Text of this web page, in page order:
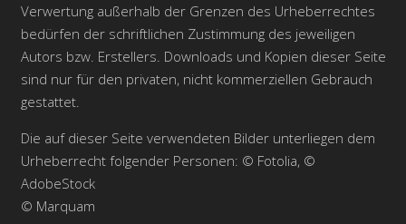
Verwertung außerhalb der Grenzen des Urheberrechtes
bedürfen der schriftlichen Zustimmung des jeweiligen
Autors bzw. Erstellers. Downloads und Kopien dieser Seite
sind nur für den privaten, nicht kommerziellen Gebrauch
gestattet.
Die auf dieser Seite verwendeten Bilder unterliegen dem
Urheberrecht folgender Personen: © Fotolia, ©
AdobeStock
© Marquam